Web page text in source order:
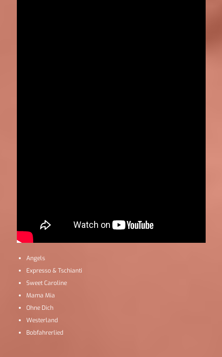
Angels
Expresso & Tschianti
Sweet Caroline
Mama Mia
Ohne Dich
Westerland
Bobfahrerlied